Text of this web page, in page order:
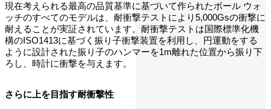
現在考えられる最高の品質基準に基づいて作られたボール ウォ
ッチのすべてのモデルは、耐衝撃テストにより5,000Gsの衝撃に
耐えることが実証されています。耐衝撃テストは国際標準化機
構のISO1413に基づく振り子衝撃装置を利用し、円運動をする
ように設計された振り子のハンマーを1m離れた位置から振り下
ろし、時計に衝撃を与えます。
さらに上を目指す耐衝撃性